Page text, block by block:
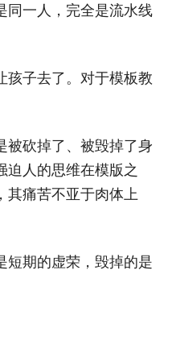
同一人，完全是流水线
孩子去了。对于模板教
被砍掉了、被毁掉了身
迫人的思维在模版之
其痛苦不亚于肉体上
短期的虚荣，毁掉的是